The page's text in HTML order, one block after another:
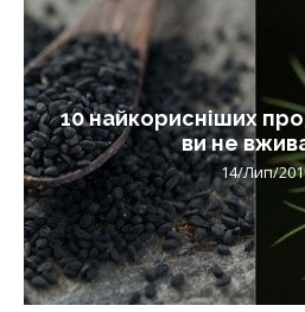
10 найкорисніших
ви не
14/Лип/